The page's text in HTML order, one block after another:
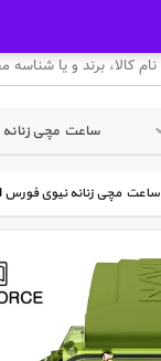
ساعت مچی زنانه
ساعت مچی زنانه نیوی فورس Naviforce NF 7101 GN/GN